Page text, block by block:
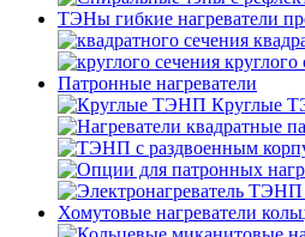
ТЭНы гибкие нагреватели
круглого
Патронные нагреватели
Круглые
Хомутовые нагреватели